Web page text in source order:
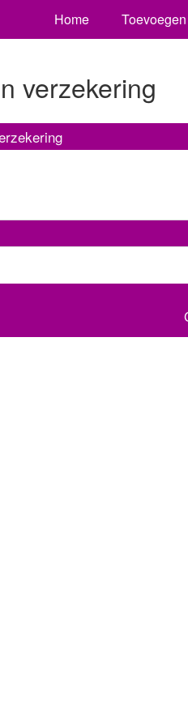
Home Toevoegen
verzekering